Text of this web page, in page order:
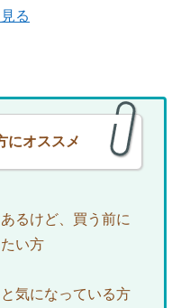
る
にオススメ
るけど、買う前に
い方
気になっている方